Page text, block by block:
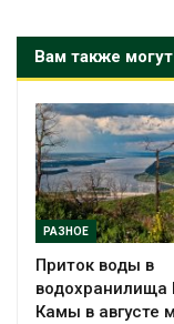
Вам также
РАЗНОЕ
Приток воды в
водохранилища
Камы в августе